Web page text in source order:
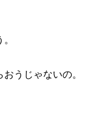
うじゃないの。